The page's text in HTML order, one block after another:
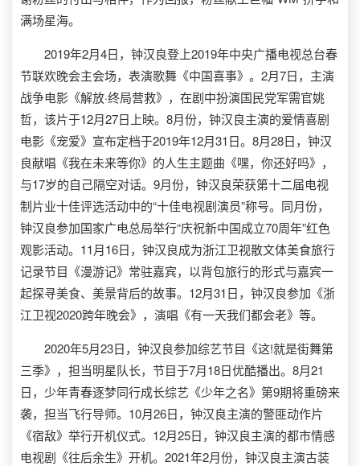
满场星海。
2019年2月4日，钟汉良登上2019年中央广播电视总台春
节联欢晚会主会场，表演歌舞《中国喜事》。2月7日，主演
战争电影《解放·终局营救》，在剧中扮演国民党军需官姚
哲，该片于12月27日上映。8月份，钟汉良主演的爱情喜剧
电影《宠爱》宣布定档于2019年12月31日。8月28日，钟汉
良献唱《我在未来等你》的人生主题曲《嘿，你还好吗》，
与17岁的自己隔空对话。9月份，钟汉良荣获第十二届电视
制片业十佳评选活动中的“十佳电视剧演员”称号。同月份，
钟汉良参加国家广电总局举行“庆祝新中国成立70周年”红色
观影活动。11月16日，钟汉良成为浙江卫视散文体美食旅行
记录节目《漫游记》常驻嘉宾，以背包旅行的形式与嘉宾一
起探寻美食、美景背后的故事。12月31日，钟汉良参加《浙
江卫视2020跨年晚会》，演唱《有一天我们都会老》等。
2020年5月23日，钟汉良参加综艺节目《这!就是街舞第
三季》，担当明星队长，节目于7月18日优酷播出。8月21
日，少年青春逐梦同行成长综艺《少年之名》第9期将重磅来
袭，担当飞行导师。10月26日，钟汉良主演的警匪动作片
《宿敌》举行开机仪式。12月25日，钟汉良主演的都市情感
电视剧《往后余生》开机。2021年2月份，钟汉良主演古装